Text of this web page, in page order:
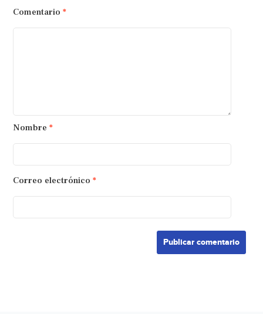
Comentario *
Nombre *
Correo electrónico *